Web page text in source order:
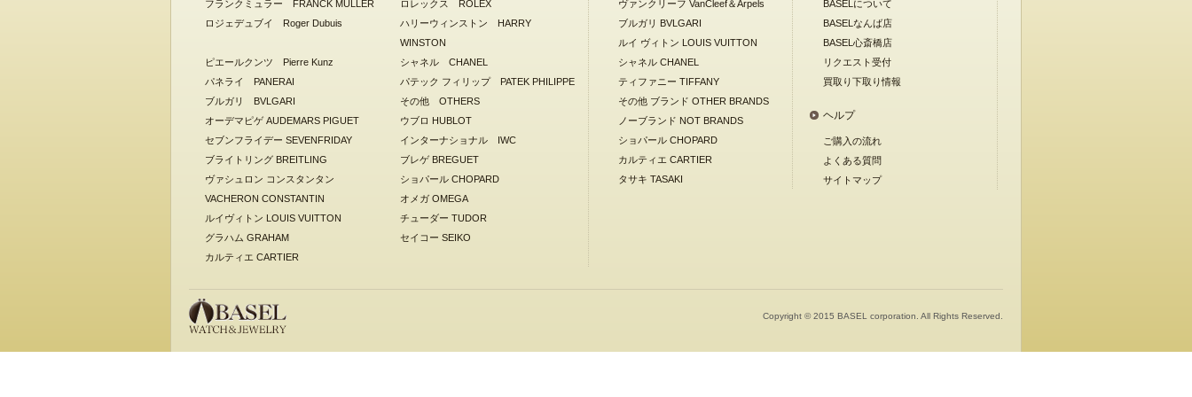
フランクミュラー FRANCK MULLER
ロレックス ROLEX
ロジェデュブイ Roger Dubuis
ハリーウィンストン HARRY
WINSTON
ピエールクンツ Pierre Kunz
シャネル CHANEL
パネライ PANERAI
パテック フィリップ PATEK PHILIPPE
ブルガリ BVLGARI
その他 OTHERS
オーデマピゲ AUDEMARS PIGUET
ウブロ HUBLOT
セブンフライデー SEVENFRIDAY
インターナショナル IWC
ブライトリング BREITLING
ブレゲ BREGUET
ヴァシュロン コンスタンタン
VACHERON CONSTANTIN
ショパール CHOPARD
オメガ OMEGA
ルイヴィトン LOUIS VUITTON
チューダー TUDOR
グラハム GRAHAM
セイコー SEIKO
カルティエ CARTIER
ヴァンクリーフ VanCleef＆Arpels
ブルガリ BVLGARI
ルイ ヴィトン LOUIS VUITTON
シャネル CHANEL
ティファニー TIFFANY
その他 ブランド OTHER BRANDS
ノーブランド NOT BRANDS
ショパール CHOPARD
カルティエ CARTIER
タサキ TASAKI
BASELについて
BASELなんば店
BASEL心斎橋店
リクエスト受付
買取り下取り情報
ヘルプ
ご購入の流れ
よくある質問
サイトマップ
Copyright © 2015 BASEL corporation. All Rights Reserved.